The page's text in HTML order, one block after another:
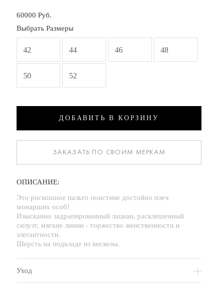
60000 Руб.
Выбрать Размеры
42 44 46 48
50 52
ДОБАВИТЬ В КОРЗИНУ
ЗАКАЗАТЬ ПО СВОИМ МЕРКАМ
ОПИСАНИЕ:
Это роскошное пальто поистине достойно плеч
монарших особ!
Изысканно задрапированный лацкан, расклешенный
силуэт, мягкие линии - торжество женственности и
элегантности.
Шерсть на подкладе из вискозы.
Уход